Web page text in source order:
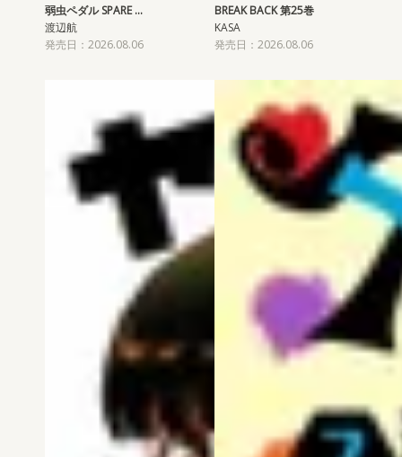
弱虫ペダル SPARE …
渡辺航
発売日：2026.08.06
BREAK BACK 第25巻
KASA
発売日：2026.08.06